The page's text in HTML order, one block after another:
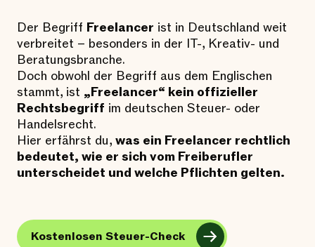
Der Begriff Freelancer ist in Deutschland weit
verbreitet – besonders in der IT-, Kreativ- und
Beratungsbranche.
Doch obwohl der Begriff aus dem Englischen
stammt, ist „Freelancer“ kein offizieller
Rechtsbegriff im deutschen Steuer- oder
Handelsrecht.
Hier erfährst du, was ein Freelancer rechtlich
bedeutet, wie er sich vom Freiberufler
unterscheidet und welche Pflichten gelten.
Kostenlosen Steuer-Check